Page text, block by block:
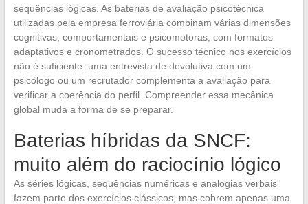
sequências lógicas. As baterias de avaliação psicotécnica
utilizadas pela empresa ferroviária combinam várias dimensões
cognitivas, comportamentais e psicomotoras, com formatos
adaptativos e cronometrados. O sucesso técnico nos exercícios
não é suficiente: uma entrevista de devolutiva com um
psicólogo ou um recrutador complementa a avaliação para
verificar a coerência do perfil. Compreender essa mecânica
global muda a forma de se preparar.
Baterias híbridas da SNCF:
muito além do raciocínio lógico
As séries lógicas, sequências numéricas e analogias verbais
fazem parte dos exercícios clássicos, mas cobrem apenas uma